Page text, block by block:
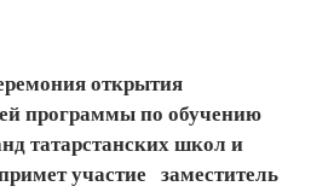
открытия
программы по обучению
татарстанских школ и
участие заместитель